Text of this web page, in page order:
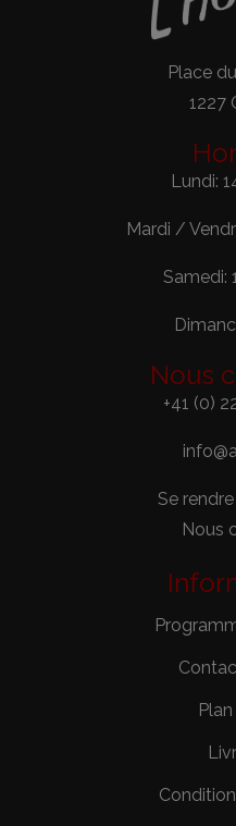
Place
1227
Lundi:
Mardi /
Samedi:
Nous
+41 (0)
Se
Nous